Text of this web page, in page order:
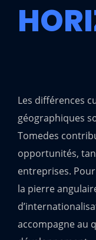
Les différences
géographiques
Tomedes
opportunités,
entreprises.
la pierre
accompagne au